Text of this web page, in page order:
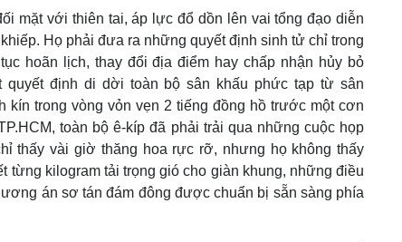
mặt với thiên tai, áp lực đổ dồn lên vai tổng đạo diễn
Họ phải đưa ra những quyết định sinh tử chỉ trong
hoãn lịch, thay đổi địa điểm hay chấp nhận hủy bỏ
định di dời toàn bộ sân khấu phức tạp từ sân
kín trong vòng vỏn vẹn 2 tiếng đồng hồ trước một cơn
toàn bộ ê-kíp đã phải trải qua những cuộc họp
thấy vài giờ thăng hoa rực rỡ, nhưng họ không thấy
từng kilogram tải trọng gió cho giàn khung, những điều
án sơ tán đám đông được chuẩn bị sẵn sàng phía